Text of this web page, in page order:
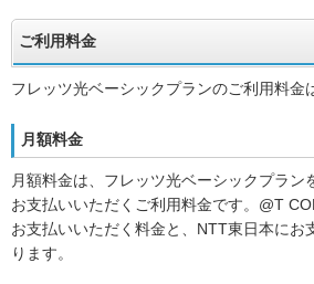
ご利用料金
フレッツ光ベーシックプランのご利用料金
月額料金
月額料金は、フレッツ光ベーシックプラン
お支払いいただくご利用料金です。@T
お支払いいただく料金と、NTT東日本にお
ります。